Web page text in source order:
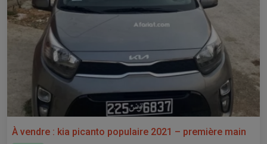
À vendre : kia picanto populaire 2021 – première main